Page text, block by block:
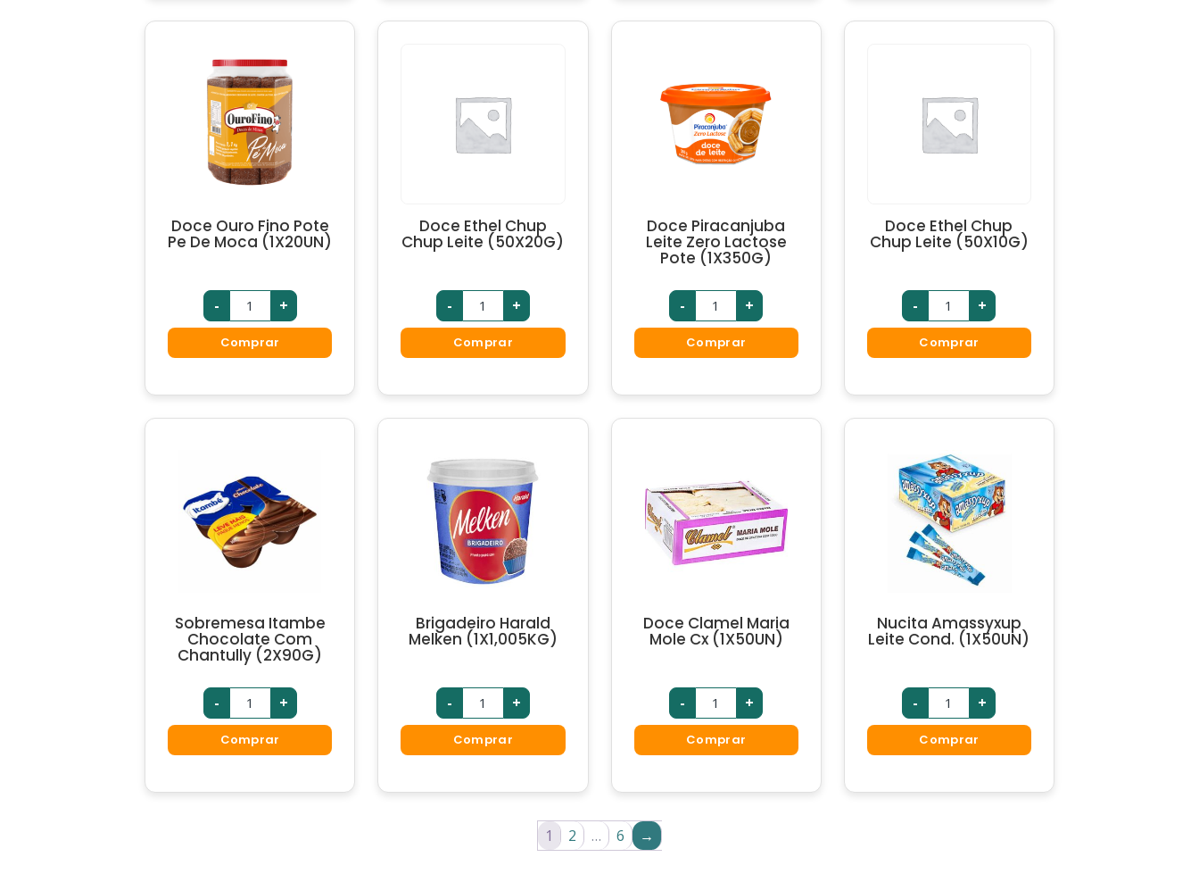
Doce Ouro Fino Pote
Pe De Moca (1X20UN)
- +
Comprar
Doce Ethel Chup
Chup Leite (50X20G)
- +
Comprar
Doce Piracanjuba
Leite Zero Lactose
Pote (1X350G)
- +
Comprar
Doce Ethel Chup
Chup Leite (50X10G)
- +
Comprar
Sobremesa Itambe
Chocolate Com
Chantully (2X90G)
- +
Comprar
Brigadeiro Harald
Melken (1X1,005KG)
- +
Comprar
Doce Clamel Maria
Mole Cx (1X50UN)
- +
Comprar
Nucita Amassyxup
Leite Cond. (1X50UN)
- +
Comprar
1 2 … 6 →